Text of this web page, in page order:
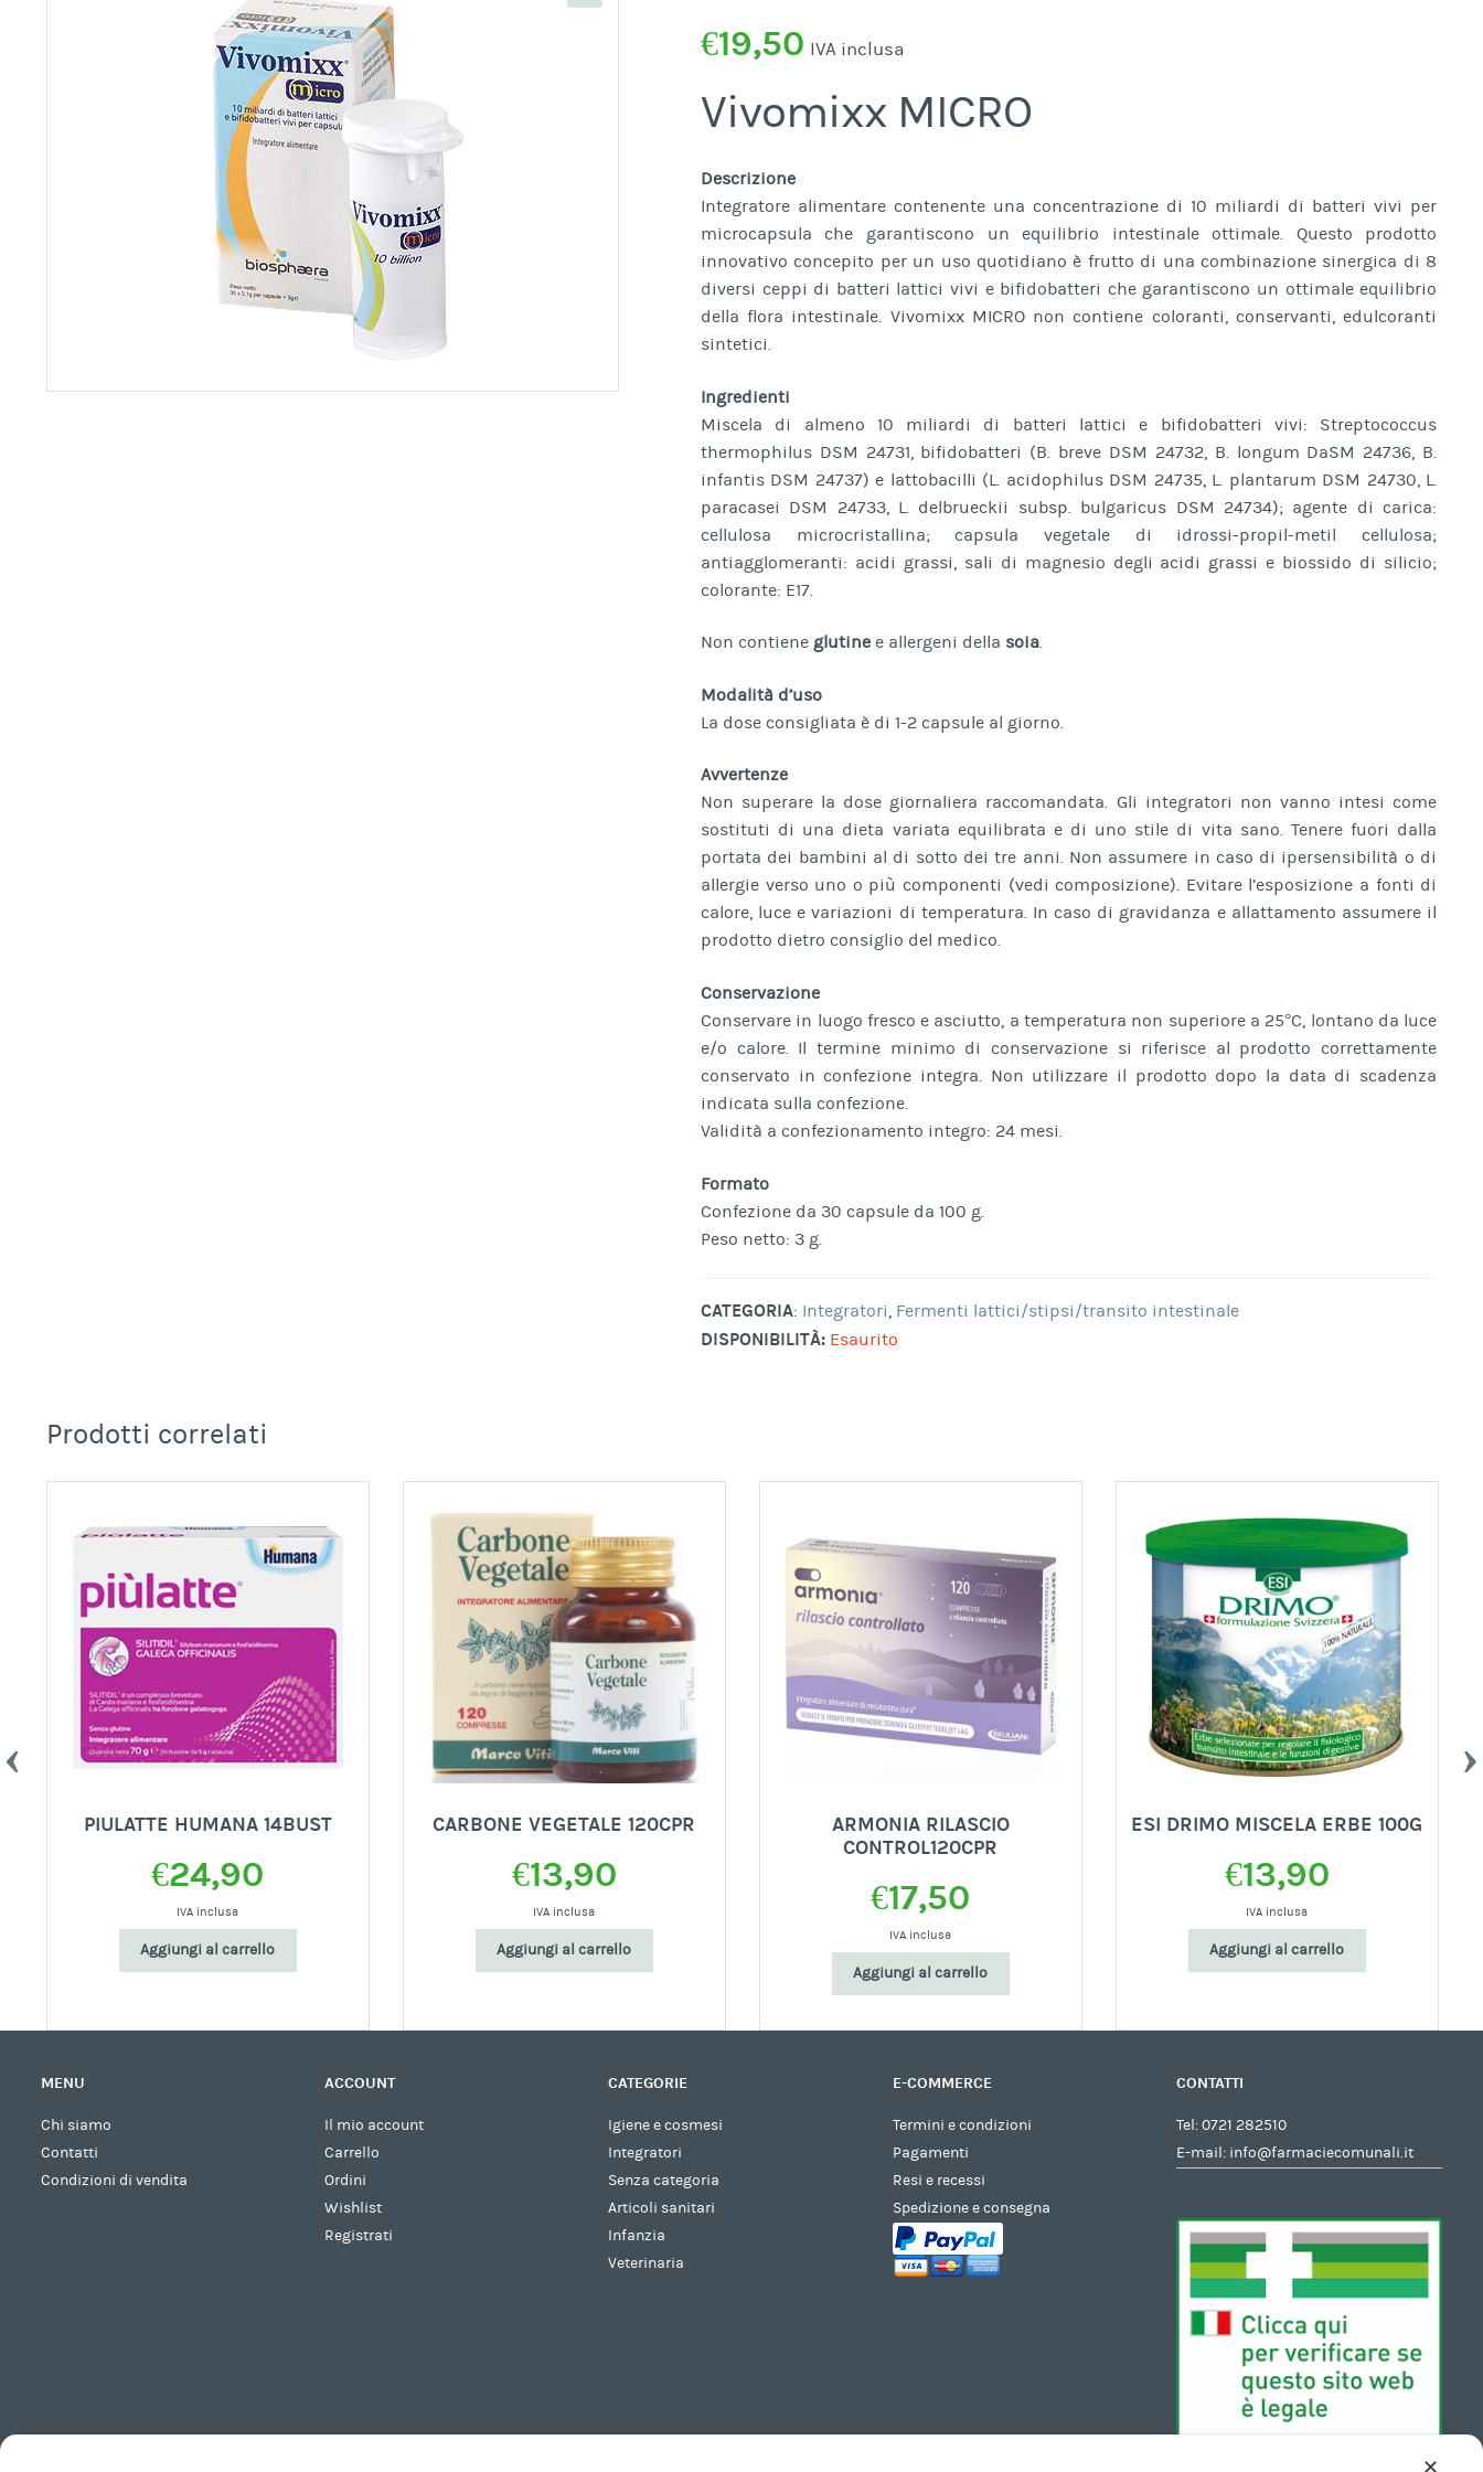
€19,50 IVA inclusa
Vivomixx MICRO
Descrizione
Integratore alimentare contenente una concentrazione di 10 miliardi di batteri vivi per
microcapsula che garantiscono un equilibrio intestinale ottimale. Questo prodotto
innovativo concepito per un uso quotidiano è frutto di una combinazione sinergica di 8
diversi ceppi di batteri lattici vivi e bifidobatteri che garantiscono un ottimale equilibrio
della flora intestinale. Vivomixx MICRO non contiene coloranti, conservanti, edulcoranti
sintetici.
Ingredienti
Miscela di almeno 10 miliardi di batteri lattici e bifidobatteri vivi: Streptococcus
thermophilus DSM 24731, bifidobatteri (B. breve DSM 24732, B. longum DaSM 24736, B.
infantis DSM 24737) e lattobacilli (L. acidophilus DSM 24735, L. plantarum DSM 24730, L.
paracasei DSM 24733, L. delbrueckii subsp. bulgaricus DSM 24734); agente di carica:
cellulosa microcristallina; capsula vegetale di idrossi-propil-metil cellulosa;
antiagglomeranti: acidi grassi, sali di magnesio degli acidi grassi e biossido di silicio;
colorante: E17.
Non contiene glutinee allergeni della soia.
Modalità d’uso
La dose consigliata è di 1-2 capsule al giorno.
Avvertenze
Non superare la dose giornaliera raccomandata. Gli integratori non vanno intesi come
sostituti di una dieta variata equilibrata e di uno stile di vita sano. Tenere fuori dalla
portata dei bambini al di sotto dei tre anni. Non assumere in caso di ipersensibilità o di
allergie verso uno o più componenti (vedi composizione). Evitare l’esposizione a fonti di
calore, luce e variazioni di temperatura. In caso di gravidanza e allattamento assumere il
prodotto dietro consiglio del medico.
Conservazione
Conservare in luogo fresco e asciutto, a temperatura non superiore a 25°C, lontano da luce
e/o calore. Il termine minimo di conservazione si riferisce al prodotto correttamente
conservato in confezione integra. Non utilizzare il prodotto dopo la data di scadenza
indicata sulla confezione.
Validità a confezionamento integro: 24 mesi.
Formato
Confezione da 30 capsule da 100 g.
Peso netto: 3 g.
CATEGORIA: Integratori, Fermenti lattici/stipsi/transito intestinale
DISPONIBILITÀ: Esaurito
Prodotti correlati
PIULATTE HUMANA 14BUST
€24,90
IVA inclusa
Aggiungi al carrello
CARBONE VEGETALE 120CPR
€13,90
IVA inclusa
Aggiungi al carrello
ARMONIA RILASCIO
CONTROL120CPR
€17,50
IVA inclusa
Aggiungi al carrello
ESI DRIMO MISCELA ERBE 100G
€13,90
IVA inclusa
Aggiungi al carrello
MENU
Chi siamo
Contatti
Condizioni di vendita
ACCOUNT
Il mio account
Carrello
Ordini
Wishlist
Registrati
CATEGORIE
Igiene e cosmesi
Integratori
Senza categoria
Articoli sanitari
Infanzia
Veterinaria
E-COMMERCE
Termini e condizioni
Pagamenti
Resi e recessi
Spedizione e consegna
CONTATTI
Tel:0721 282510
E-mail: info@farmaciecomunali.it
✕